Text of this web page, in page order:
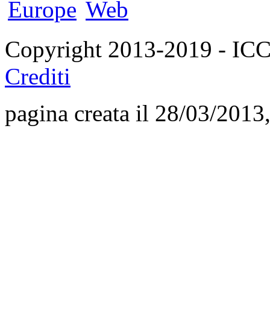
Copyright 2013-2019 -
Crediti
pagina creata il 28/03/